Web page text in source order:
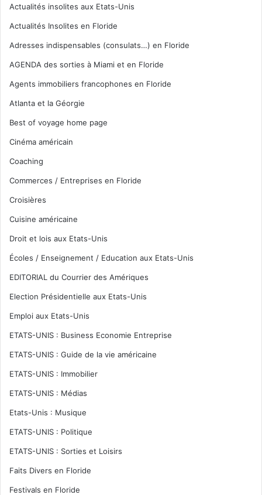
Actualités insolites aux Etats-Unis
Actualités Insolites en Floride
Adresses indispensables (consulats…) en Floride
AGENDA des sorties à Miami et en Floride
Agents immobiliers francophones en Floride
Atlanta et la Géorgie
Best of voyage home page
Cinéma américain
Coaching
Commerces / Entreprises en Floride
Croisières
Cuisine américaine
Droit et lois aux Etats-Unis
Écoles / Enseignement / Education aux Etats-Unis
EDITORIAL du Courrier des Amériques
Election Présidentielle aux Etats-Unis
Emploi aux Etats-Unis
ETATS-UNIS : Business Economie Entreprise
ETATS-UNIS : Guide de la vie américaine
ETATS-UNIS : Immobilier
ETATS-UNIS : Médias
Etats-Unis : Musique
ETATS-UNIS : Politique
ETATS-UNIS : Sorties et Loisirs
Faits Divers en Floride
Festivals en Floride